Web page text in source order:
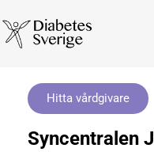
Hitta vårdgivare
Syncentralen